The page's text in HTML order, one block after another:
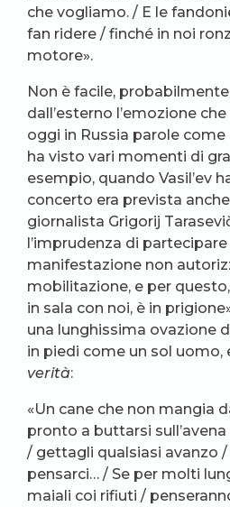
che vogliamo. / E le
fan ridere / finché in noi
motore».
Non è facile,
dall’esterno l’emozione
oggi in Russia parole come
ha visto vari momenti di
esempio, quando Vasil’ev
concerto era prevista
giornalista Grigorij
l’imprudenza di partecipare
manifestazione non
mobilitazione, e per
in sala con noi, è in
una lunghissima ovazione
in piedi come un sol uomo,
verità:
«Un cane che non mangia
pronto a buttarsi
/ gettagli qualsiasi avanzo /
pensarci… / Se per molti
maiali coi rifiuti /